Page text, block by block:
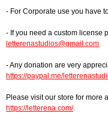
- For Corporate use you have
- If you need a custom license
letterenastudios@gmail.com
- Any donation are very
https://paypal.me/
Please visit our store for more
https://letterena.com/